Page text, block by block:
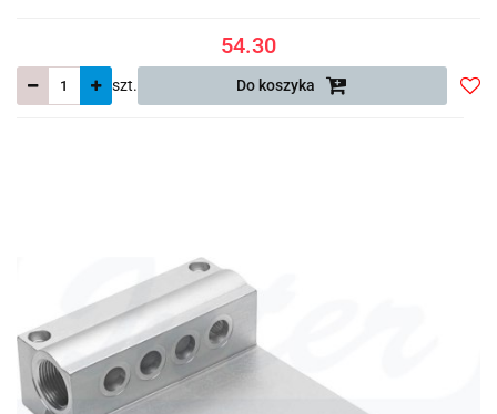
54.30
szt. Do koszyka